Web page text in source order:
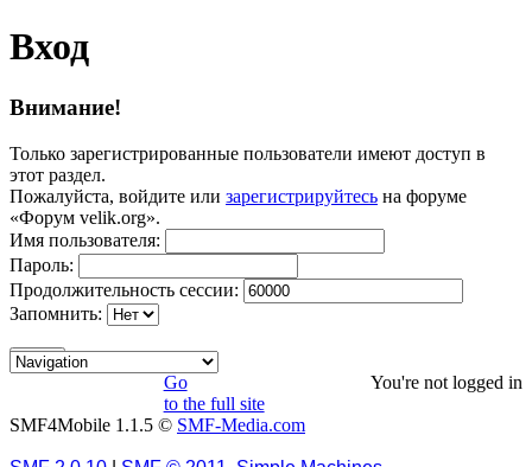
Вход
Внимание!
Только зарегистрированные пользователи имеют доступ в
этот раздел.
Пожалуйста, войдите или зарегистрируйтесь на форуме
«Форум velik.org».
Имя пользователя:
Пароль:
Продолжительность сессии:
Запомнить:
You're not logged in
Go
to the full site
SMF4Mobile 1.1.5 © SMF-Media.com